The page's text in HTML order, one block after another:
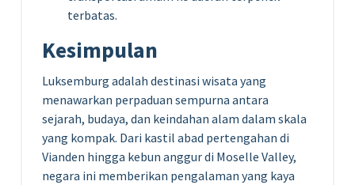
terbatas.
Kesimpulan
Luksemburg adalah destinasi wisata yang
menawarkan perpaduan sempurna antara
sejarah, budaya, dan keindahan alam dalam skala
yang kompak. Dari kastil abad pertengahan di
Vianden hingga kebun anggur di Moselle Valley,
negara ini memberikan pengalaman yang kaya